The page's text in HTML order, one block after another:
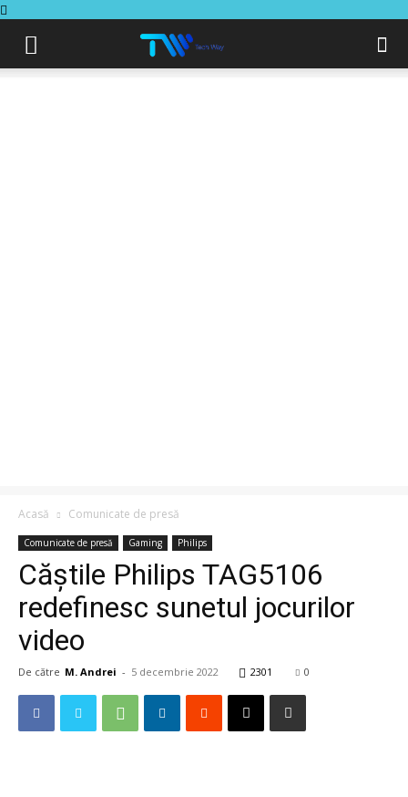
Acasă Comunicate de presă
Comunicate de presă Gaming Philips
Căștile Philips TAG5106
redefinesc sunetul jocurilor
video
De către M. Andrei - 5 decembrie 2022 2301 0